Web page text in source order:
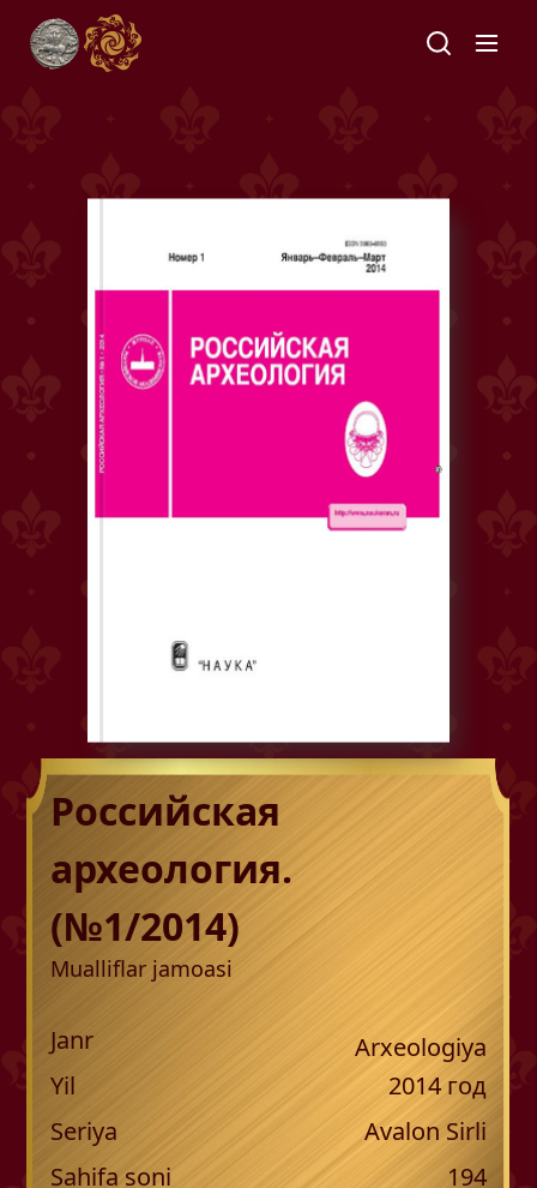
Российская
археология.
(№1/2014)
Mualliflar jamoasi
Janr
Arxeologiya
Yil
2014год
Seriya
Avalon Sirli
Sahifa soni
194